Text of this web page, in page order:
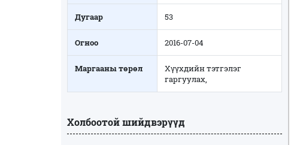
Дугаар 53
Огноо 2016-07-04
Маргааны төрөл
Хүүхдийн тэтгэлэг
гаргуулах,
Холбоотой шийдвэрүүд